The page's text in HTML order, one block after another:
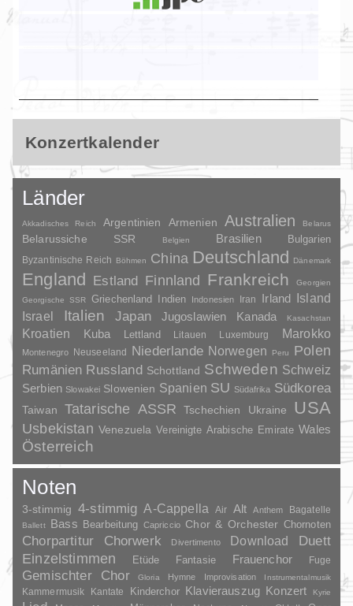
Konzertkalender
Länder
Akkadisches Reich Argentinien Armenien Australien Belarus
Belarussiche SSR Belgien Brasilien Bulgarien
Byzantinische Reich Böhmen China Deutschland Dänemark
England Estland Finnland Frankreich
Georgien
Georgische SSR
Griechenland Indien Indonesien Iran Irland
Island
Israel
Italien Japan Jugoslawien Kanada Kasachstan
Kroatien Kuba Lettland Litauen Luxemburg Marokko
Montenegro Neuseeland Niederlande Norwegen Peru
Polen
Rumänien Russland Schottland Schweden Schweiz
Serbien Slowakei Slowenien Spanien SU Südafrika Südkorea
Taiwan Tatarische ASSR Tschechien Ukraine USA
Usbekistan Venezuela Vereinigte Arabische Emirate Wales
Österreich
Noten
3-stimmig 4-stimmig A-Cappella Air Alt Anthem Bagatelle
Ballett Bass Bearbeitung Capriccio Chor & Orchester Chornoten
Chorpartitur Chorwerk Divertimento Download
Duett
Einzelstimmen
Etüde Fantasie Frauenchor Fuge
Gemischter Chor Gloria Hymne Improvisation Instrumentalmusik
Kammermusik Kantate Kinderchor Klavierauszug Konzert Kyrie